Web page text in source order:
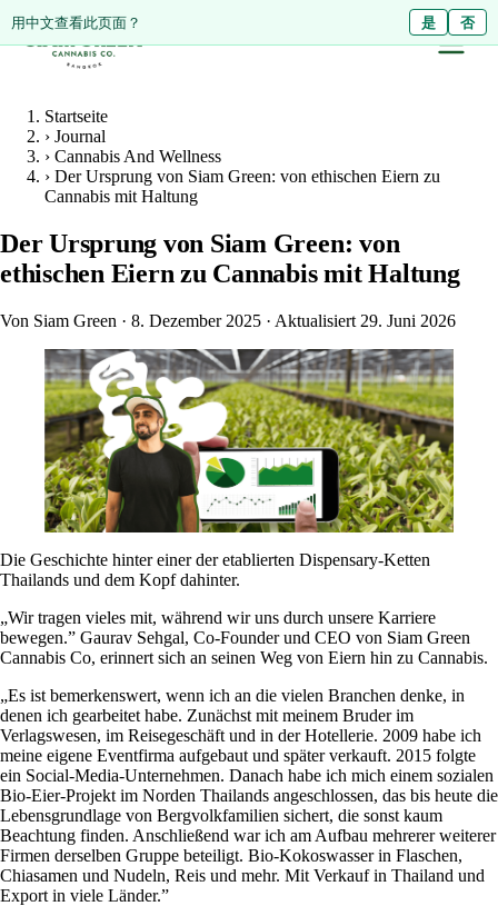
ดูหน้านี้เป็นภาษาไทย? ไม่ใช่
用中文查看此页面？ 是 否
Startseite
› Journal
› Cannabis And Wellness
› Der Ursprung von Siam Green: von ethischen Eiern zu
Cannabis mit Haltung
Der Ursprung von Siam Green: von
ethischen Eiern zu Cannabis mit Haltung
Von Siam Green · 8. Dezember 2025 · Aktualisiert 29. Juni 2026
Die Geschichte hinter einer der etablierten Dispensary-Ketten
Thailands und dem Kopf dahinter.
„Wir tragen vieles mit, während wir uns durch unsere Karriere
bewegen.” Gaurav Sehgal, Co-Founder und CEO von Siam Green
Cannabis Co, erinnert sich an seinen Weg von Eiern hin zu Cannabis.
„Es ist bemerkenswert, wenn ich an die vielen Branchen denke, in
denen ich gearbeitet habe. Zunächst mit meinem Bruder im
Verlagswesen, im Reisegeschäft und in derHotellerie. 2009 habe ich
meine eigene Eventfirma aufgebaut und später verkauft. 2015 folgte
ein Social-Media-Unternehmen. Danach habe ich mich einem sozialen
Bio-Eier-Projekt im Norden Thailands angeschlossen, das bis heute die
Lebensgrundlage von Bergvolkfamilien sichert, die sonst kaum
Beachtung finden. Anschließend war ich am Aufbau mehrerer weiterer
Firmen derselben Gruppe beteiligt. Bio-Kokoswasser in Flaschen,
Chiasamen und Nudeln, Reis und mehr. Mit Verkauf in Thailand und
Export in viele Länder.”